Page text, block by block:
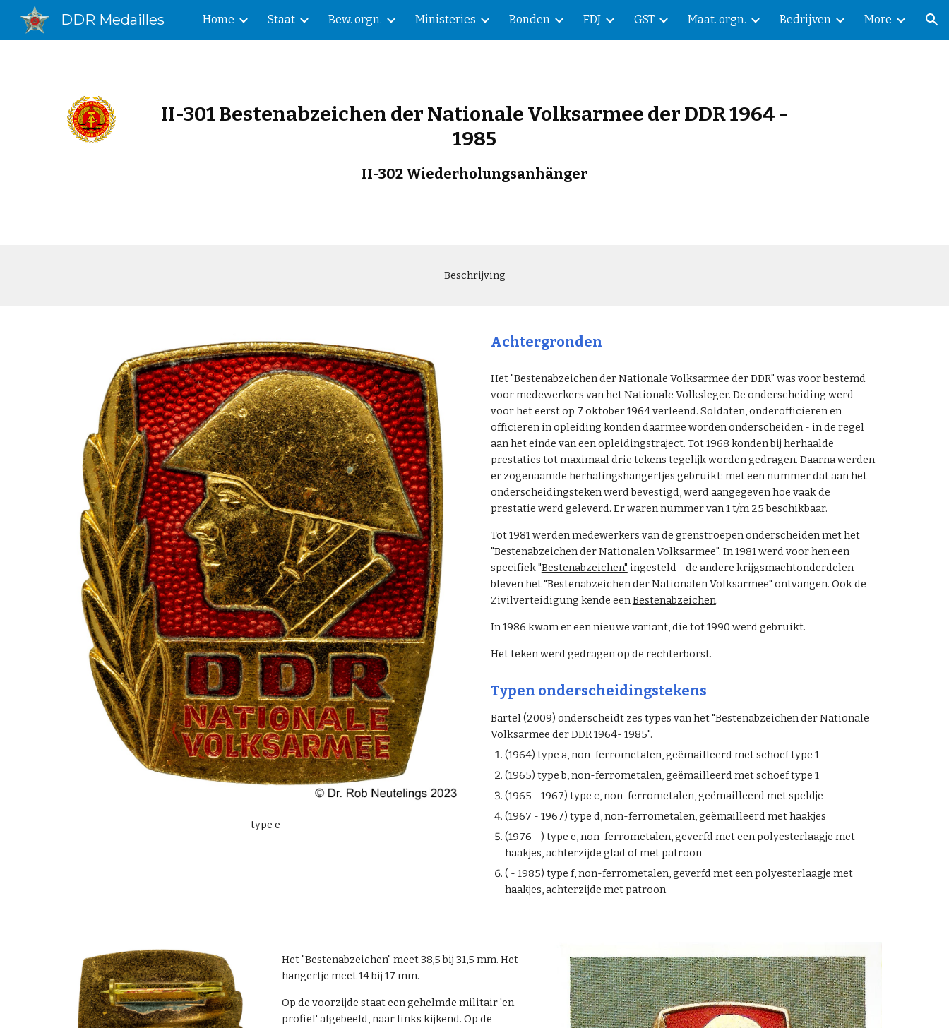
Skip to main content Skip to navigation
DDR Medailles Home Staat Bew. orgn. Ministeries Bonden FDJ GST Maat. orgn. Bedrijven More
II-301 Bestenabzeichen der Nationale Volksarmee der DDR 1964 -
1985
II-302 Wiederholungsanhänger
Beschrijving
type e
Achtergronden
Het "Bestenabzeichen der Nationale Volksarmee der DDR" was voor bestemd
voor medewerkers van het Nationale Volksleger. De onderscheiding werd
voor het eerst op 7 oktober 1964 verleend. Soldaten, onderofficieren en
officieren in opleiding konden daarmee worden onderscheiden - in de regel
aan het einde van een opleidingstraject. Tot 1968 konden bij herhaalde
prestaties tot maximaal drie tekens tegelijk worden gedragen. Daarna werden
er zogenaamde herhalingshangertjes gebruikt: met een nummer dat aan het
onderscheidingsteken werd bevestigd, werd aangegeven hoe vaak de
prestatie werd geleverd. Er waren nummer van 1 t/m 25 beschikbaar.
Tot 1981 werden medewerkers van de grenstroepen onderscheiden met het
"Bestenabzeichen der Nationalen Volksarmee". In 1981 werd voor hen een
specifiek "Bestenabzeichen" ingesteld - de andere krijgsmachtonderdelen
bleven het "Bestenabzeichen der Nationalen Volksarmee" ontvangen. Ook de
Zivilverteidigung kende eenBestenabzeichen.
In 1986 kwam er een nieuwe variant, die tot 1990 werd gebruikt.
Het teken werd gedragen op de rechterborst.
Typen onderscheidingstekens
Bartel (2009) onderscheidt zes types van het "Bestenabzeichen der Nationale
Volksarmee der DDR 1964- 1985".
(1964) type a, non-ferrometalen, geëmailleerd met schoef type 1
(1965) typeb, non-ferrometalen, geëmailleerd met schoef type 1
(1965 - 1967) type c, non-ferrometalen, geëmailleerd met speldje
(1967 - 1967) type d, non-ferrometalen, geëmailleerd methaakjes
(1976 - ) type e, non-ferrometalen, geverfd met een polyesterlaagje met
haakjes, achterzijde glad of met patroon
( - 1985) type f, non-ferrometalen, geverfd met een polyesterlaagje met
haakjes, achterzijde met patroon
Het "Bestenabzeichen" meet 38,5 bij 31,5 mm. Het
hangertje meet 14 bij 17 mm.
Op de voorzijde staat een gehelmde militair 'en
profiel' afgebeeld, naar links kijkend. Op de